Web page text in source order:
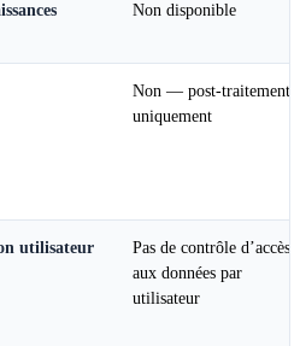
Non disponible
Non — post-traitement
uniquement
utilisateur
Pas de contrôle d’accès
aux données par
utilisateur